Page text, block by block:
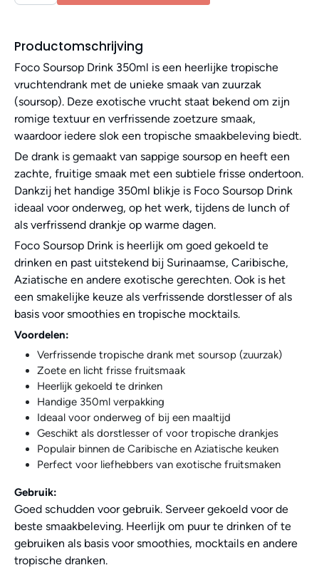
Productomschrijving
Foco Soursop Drink 350ml is een heerlijke tropische
vruchtendrank met de unieke smaak van zuurzak
(soursop). Deze exotische vrucht staat bekend om zijn
romige textuur en verfrissende zoetzure smaak,
waardoor iedere slok een tropische smaakbeleving biedt.
De drank is gemaakt van sappige soursop en heeft een
zachte, fruitige smaak met een subtiele frisse ondertoon.
Dankzij het handige 350ml blikje is Foco Soursop Drink
ideaal voor onderweg, op het werk, tijdens de lunch of
als verfrissend drankje op warme dagen.
Foco Soursop Drink is heerlijk om goed gekoeld te
drinken en past uitstekend bij Surinaamse, Caribische,
Aziatische en andere exotische gerechten. Ook is het
een smakelijke keuze als verfrissende dorstlesser of als
basis voor smoothies en tropische mocktails.
Voordelen:
Verfrissende tropische drank met soursop (zuurzak)
Zoete en licht frisse fruitsmaak
Heerlijk gekoeld te drinken
Handige 350ml verpakking
Ideaal voor onderweg of bij een maaltijd
Geschikt als dorstlesser of voor tropische drankjes
Populair binnen de Caribische en Aziatische keuken
Perfect voor liefhebbers van exotische fruitsmaken
Gebruik:
Goed schudden voor gebruik. Serveer gekoeld voor de
beste smaakbeleving. Heerlijk om puur te drinken of te
gebruiken als basis voor smoothies, mocktails en andere
tropische dranken.